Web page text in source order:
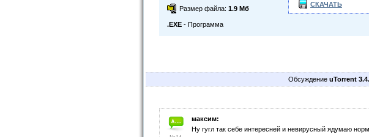
Размер файла: 1.9 Мб
СКАЧАТЬ
.EXE - Программа
Обсуждение uTorrent
максим:
Ну гугл так себе интересней и невирусный ядумаю норм